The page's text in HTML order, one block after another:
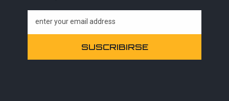
enter your email address
SUSCRIBIRSE